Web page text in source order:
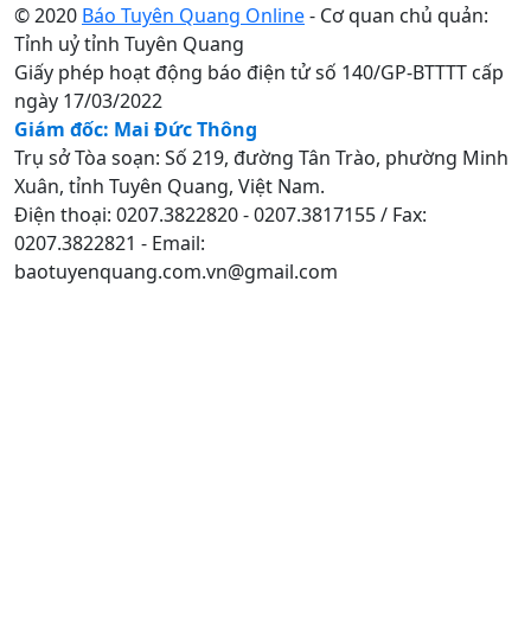
© 2020 Báo Tuyên Quang Online- Cơ quan chủ quản:
Tỉnh uỷ tỉnh Tuyên Quang
Giấy phép hoạt động báo điện tử số 140/GP-BTTTT cấp
ngày 17/03/2022
Giám đốc: Mai Đức Thông
Trụ sở Tòa soạn: Số 219, đường Tân Trào, phường Minh
Xuân, tỉnh Tuyên Quang, Việt Nam.
Điện thoại: 0207.3822820 - 0207.3817155 / Fax:
0207.3822821 - Email:
baotuyenquang.com.vn@gmail.com